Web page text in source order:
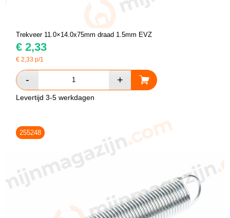
Trekveer 11.0×14.0x75mm draad 1.5mm EVZ
€ 2,33
€2,33 p/1
Levertijd 3-5 werkdagen
255248